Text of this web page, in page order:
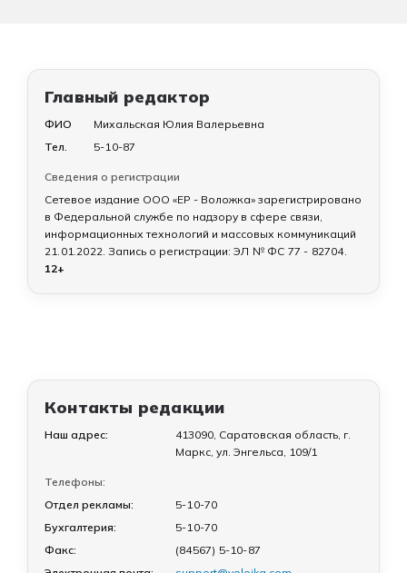
Главный редактор
ФИО
Михальская Юлия Валерьевна
Тел.
5-10-87
Сведения о регистрации
Сетевое издание ООО «ЕР - Воложка» зарегистрировано
в Федеральной службе по надзору в сфере связи,
информационных технологий и массовых коммуникаций
21.01.2022. Запись о регистрации: ЭЛ № ФС 77 - 82704.
12+
Контакты редакции
Наш адрес:
413090, Саратовская область, г.
Маркс, ул. Энгельса, 109/1
Телефоны:
Отдел рекламы:
5-10-70
Бухгалтерия:
5-10-70
Факс:
(84567) 5-10-87